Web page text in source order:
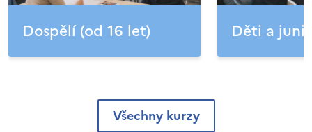
Dospělí (od 16 let) Děti a
Všechny kurzy